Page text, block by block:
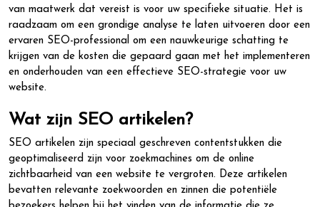
van maatwerk dat vereist is voor uw specifieke situatie. Het is
raadzaam om een grondige analyse te laten uitvoeren door een
ervaren SEO-professional om een nauwkeurige schatting te
krijgen van de kosten die gepaard gaan met het implementeren
en onderhouden van een effectieve SEO-strategie voor uw
website.
Wat zijn SEO artikelen?
SEO artikelen zijn speciaal geschreven contentstukken die
geoptimaliseerd zijn voor zoekmachines om de online
zichtbaarheid van een website te vergroten. Deze artikelen
bevatten relevante zoekwoorden en zinnen die potentiële